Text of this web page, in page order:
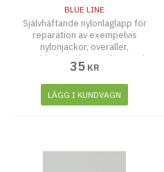
BLUE LINE
Självhäftande nylonlaglapp för
reparation av exempelvis
nylonjackor, overaller,
regnkläder och paraplyer. Tänk
på att rengöra och torka ytan
noggrant innan laglappen
fästes. Tvättbar upp till 30
grader.
35 KR
LÄGG I KUNDVAGN